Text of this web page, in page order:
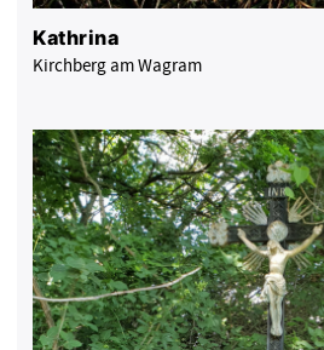
Kathrina
Kirchberg am Wagram